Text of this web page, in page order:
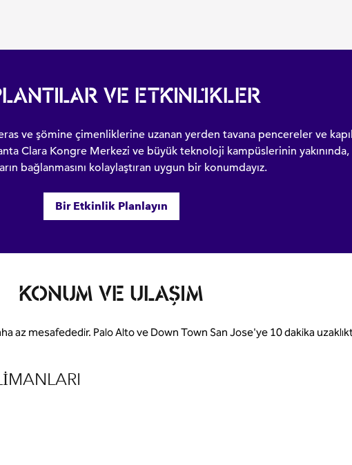
VE ETKINLIKLER
ve şömine çimenliklerine uzanan yerden tavana pencereler ve
Clara Kongre Merkezi ve büyük teknoloji kampüslerinin yakınında,
bağlanmasını kolaylaştıran uygun bir konumdayız.
Bir Etkinlik Planlayın
KONUM VE ULAŞIM
az mesafededir. Palo Alto ve Down Town San Jose'ye 10 dakika